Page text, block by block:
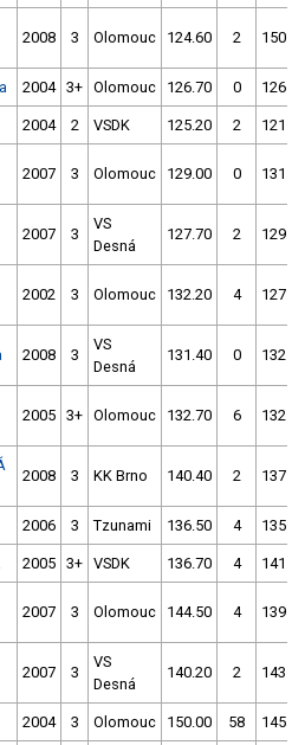
2008 3 Olomouc 124.60 2 150.20
2004 3+ Olomouc 126.70 0 126.70
2004 2 VSDK 125.20 2 121.30
2007 3 Olomouc 129.00 0 131.40
2007 3
VS
Desná
127.70 2 129.30
2002 3 Olomouc 132.20 4 127.10
2008 3
VS
Desná
131.40 0 132.90
2005 3+ Olomouc 132.70 6 132.40
2008 3 KK Brno 140.40 2 137.10
2006 3 Tzunami 136.50 4 135.40
2005 3+ VSDK 136.70 4 141.70
2007 3 Olomouc 144.50 4 139.70
2007 3
VS
Desná
140.20 2 143.80
2004 3 Olomouc 150.00 58 145.10